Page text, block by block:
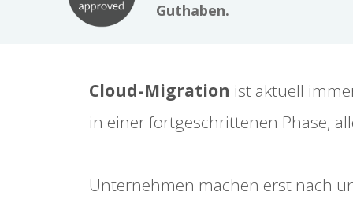
Guthaben.
Cloud-Migration ist aktuell
in einer fortgeschrittenen Phase,
Unternehmen machen erst nach